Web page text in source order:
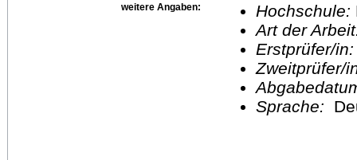
weitere Angaben: Hochschule:
Art der
Erstprüfer/
Sprache: